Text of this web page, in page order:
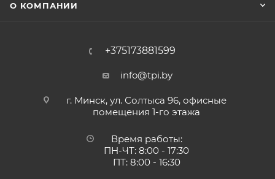
О КОМПАНИИ
+375173881599
info@tpi.by
г. Минск, ул. Солтыса 96, офисные
помещения 1-го этажа
Время работы:
ПН-ЧТ: 8:00 - 17:30
ПТ: 8:00 - 16:30